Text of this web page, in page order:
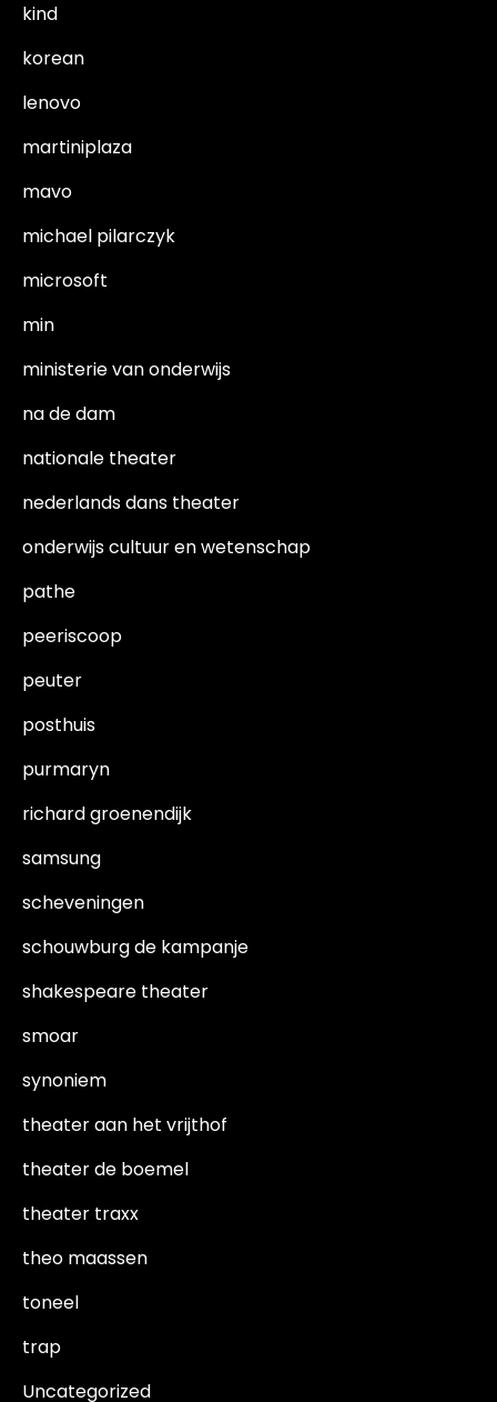
kind
korean
lenovo
martiniplaza
mavo
michael pilarczyk
microsoft
min
ministerie van onderwijs
na de dam
nationale theater
nederlands dans theater
onderwijs cultuur en wetenschap
pathe
peeriscoop
peuter
posthuis
purmaryn
richard groenendijk
samsung
scheveningen
schouwburg de kampanje
shakespeare theater
smoar
synoniem
theater aan het vrijthof
theater de boemel
theater traxx
theo maassen
toneel
trap
Uncategorized